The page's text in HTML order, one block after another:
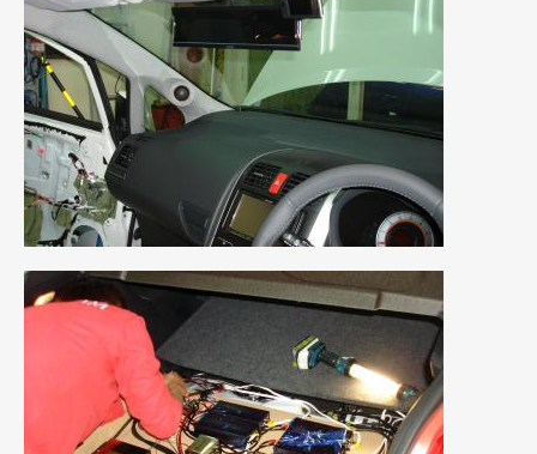
2021年8月(2)
2021年7月(7)
2021年4月(1)
2021年3月
2021年1月 (2)
2020年12月(2)
2020年11月(2)
2020年10月
2020年9月(3)
2020年8月(4)